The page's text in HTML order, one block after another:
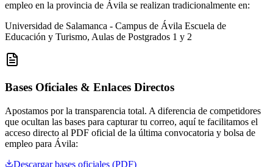
empleo en la provincia de Ávila se realizan tradicionalmente en:
Universidad de Salamanca - Campus de Ávila Escuela de
Educación y Turismo, Aulas de Postgrados 1 y 2
Bases Oficiales & Enlaces Directos
Apostamos por la transparencia total. A diferencia de competidores
que ocultan las bases para capturar tu correo, aquí te facilitamos el
acceso directo al PDF oficial de la última convocatoria y bolsa de
empleo para Ávila:
Descargar bases oficiales (PDF)